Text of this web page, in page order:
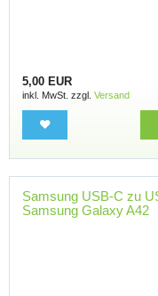
5,00 EUR
inkl. MwSt. zzgl. Versand
Samsung USB-C zu
Samsung Galaxy A42